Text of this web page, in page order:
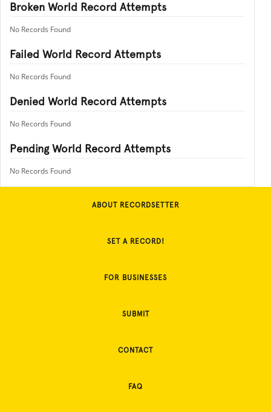
Broken World Record Attempts
No Records Found
Failed World Record Attempts
No Records Found
Denied World Record Attempts
No Records Found
Pending World Record Attempts
No Records Found
ABOUT RECORDSETTER
SET A RECORD!
FOR BUSINESSES
SUBMIT
CONTACT
FAQ